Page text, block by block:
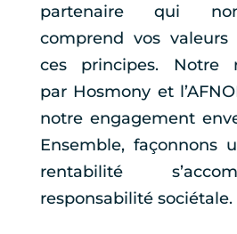
partenaire qui
comprend vos
ces principes. Notre
par Hosmony et
notre engagement
Ensemble, façonnons
rentabilité
responsabilité sociétale.